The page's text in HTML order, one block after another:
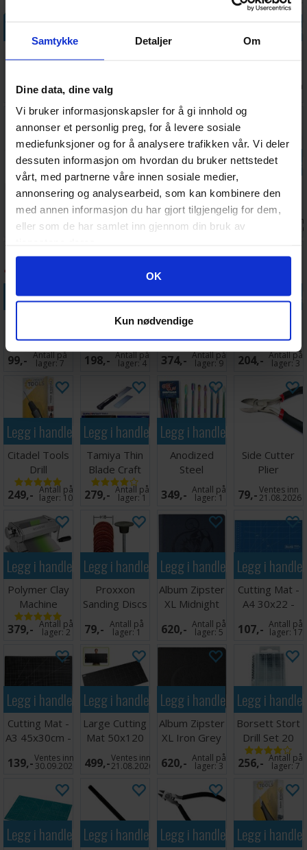
Samtykke Detaljer Om
Dine data, dine valg
Vi bruker informasjonskapsler for å gi innhold og
annonser et personlig preg, for å levere sosiale
mediefunksjoner og for å analysere trafikken vår. Vi deler
dessuten informasjon om hvordan du bruker nettstedet
vårt, med partnerne våre innen sosiale medier,
annonsering og analysearbeid, som kan kombinere den
med annen informasjon du har gjort tilgjengelig for dem,
eller som de har samlet inn gjennom din bruk av
Googles retningslinjer for personvern
OK
Kun nødvendige
258,- Antall på
lager:20+ 487,-Ventes inn
26.08.2026
Legg i
Antall på
Kniv Modelers
Knife Pro
258,- Ventes inn
17.08.2026
Legg i handlekurven
Pads FINE
GRIT x20
189,- Antall på
lager:7
Legg i handlekurven
Pin Vise D (1-
3mm)
148,- Antall på
lager:20+
Legg i
Large Vacuum
Forming
Machine
999,- Ventes inn
26.08.2026
Legg i handlekurven
Blade - 30 stk
99,- Antall på
lager:7
Legg i handlekurven
Borsett Fine
0,3-0,8 mm
198,- Antall på
lager:4
Legg i handlekurven
Pinsett
Action Angled
Tweezers
374,- Antall på
lager:9
Legg i
Stand v2
204,- Antall på
lager:3
Legg i handlekurven
Citadel Tools
Drill
249,- Antall på
lager: 10
Legg i handlekurven
Tamiya Thin
Blade Craft
Saw
279,- Antall på
lager:1
Legg i handlekurven
Anodized
Steel
Sculpting Set
349,- Antall på
lager:1
Side Cutter
Plier
Avbitertang
79,-Ventes inn
21.08.2026
Legg i handlekurven
Polymer Clay
Machine
379,- Antall på
lager:2
Legg i handlekurven
Proxxon
Sanding Discs
10stk
79,- Antall på
lager:1
Legg i handlekurven
Album Zipster
XL Midnight
Blue 24-
pocket
620,- Antall på
lager:5
Legg i
Cutting Mat -
A4 30x22 -
Blå
107,- Antall på
lager: 17
Legg i handlekurven
Cutting Mat -
A3 45x30cm -
Sort
139,-Ventes inn
30.09.2026
Legg i handlekurven
Large Cutting
Mat 50x120
cm
499,-Ventes inn
21.08.2026
Legg i handlekurven
Album Zipster
XL Iron Grey
24-pocket
620,- Antall på
lager:3
Legg i
Borsett Stort
Drill Set 20
Bor 0,3-
1,6mm
256,- Antall på
lager:7
Legg i handlekurvenLegg i handlekurvenLegg i handlekurven
Legg i